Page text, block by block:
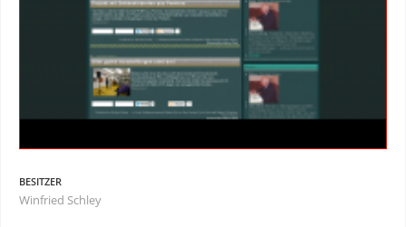
BESITZER
Winfried Schley